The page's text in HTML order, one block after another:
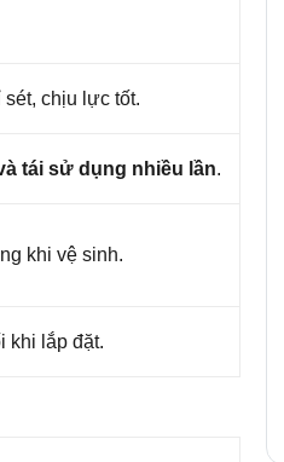
sét, chịu lực tốt.
tái sử dụng nhiều lần.
khi vệ sinh.
khi lắp đặt.